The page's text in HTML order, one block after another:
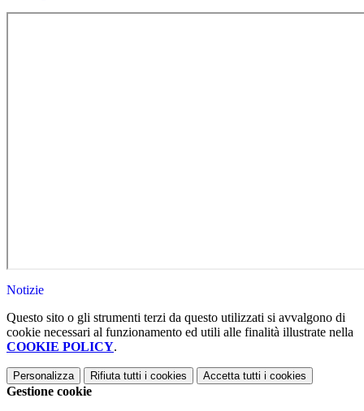
Notizie
Questo sito o gli strumenti terzi da questo utilizzati si avvalgono di
cookie necessari al funzionamento ed utili alle finalità illustrate nella
COOKIE POLICY.
Personalizza Rifiuta tutti i cookies Accetta tutti i cookies
Gestione cookie